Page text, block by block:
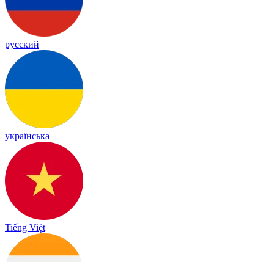
русский
українська
Tiếng Việt